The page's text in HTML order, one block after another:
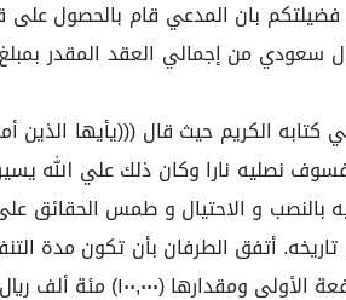
الكريم حيث قال (((يأيها الذين
نصليه نارا وكان ذلك علي الله
بالنصب و الاحتيال و طمس الحقائق